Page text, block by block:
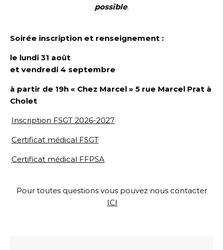
possible.
Soirée inscription et renseignement :
le lundi 31 août
et vendredi 4 septembre
à partir de 19h « Chez Marcel » 5 rue Marcel Prat à
Cholet
Inscription FSGT 2026-2027
Certificat médical FSGT
Certificat médical FFPSA
Pour toutes questions vous pouvez nous contacter
ICI